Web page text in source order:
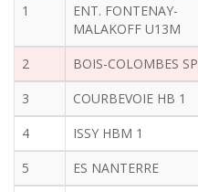
1
ENT. FONTENAY-
MALAKOFF U13M
2 BOIS-COLOMBES
3
COURBEVOIE HB 1
4
ISSY HBM 1
5
ES NANTERRE